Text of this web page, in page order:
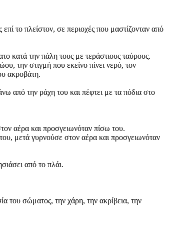
το πλείστον, σε περιοχές που μαστίζονταν από
κατά την πάλη τους με τεράστιους ταύρους.
την στιγμή που εκείνο πίνει νερό, τον
ακροβάτη.
από την ράχη του και πέφτει με τα πόδια στο
αέρα και προσγειωνόταν πίσω του.
μετά γυρνούσε στον αέρα και προσγειωνόταν
από το πλάι.
του σώματος, την χάρη, την ακρίβεια, την